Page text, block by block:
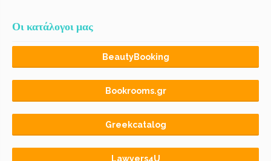
Οι κατάλογοι μας
BeautyBooking
Bookrooms.gr
Greekcatalog
Lawyers4U